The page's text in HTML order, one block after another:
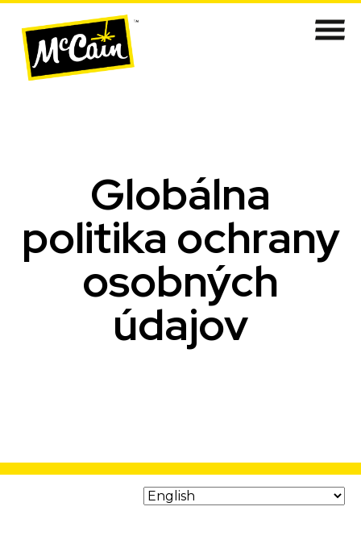
​​​​​​​​​​​​​Globálna
politika ochrany
osobných
údajov